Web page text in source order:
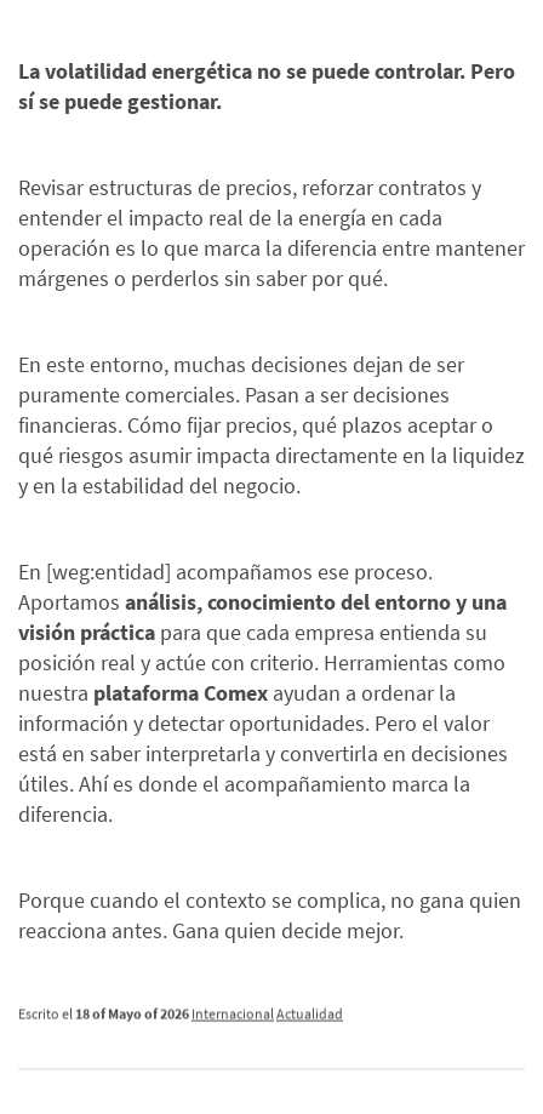
La volatilidad energética no se puede controlar. Pero
sí se puede gestionar.
Revisar estructuras de precios, reforzar contratos y
entender el impacto real de la energía en cada
operación es lo que marca la diferencia entre mantener
márgenes o perderlos sin saber por qué.
En este entorno, muchas decisiones dejan de ser
puramente comerciales. Pasan a ser decisiones
financieras. Cómo fijar precios, qué plazos aceptar o
qué riesgos asumir impacta directamente en la liquidez
y en la estabilidad del negocio.
En [weg:entidad] acompañamos ese proceso.
Aportamos análisis, conocimiento del entorno y una
visión práctica para que cada empresa entienda su
posición real y actúe con criterio. Herramientas como
nuestra plataforma Comex ayudan a ordenar la
información y detectar oportunidades. Pero el valor
está en saber interpretarla y convertirla en decisiones
útiles. Ahí es donde el acompañamiento marca la
diferencia.
Porque cuando el contexto se complica, no gana quien
reacciona antes. Gana quien decide mejor.
Escrito el 18 of Mayo of 2026 Internacional Actualidad